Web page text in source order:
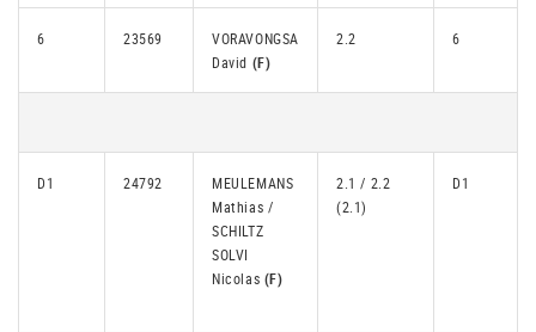
6 23569
VORAVONGSA
David (F)
2.2 6
D1 24792
MEULEMANS
Mathias /
SCHILTZ
SOLVI
Nicolas (F)
2.1 / 2.2
(2.1)
D1